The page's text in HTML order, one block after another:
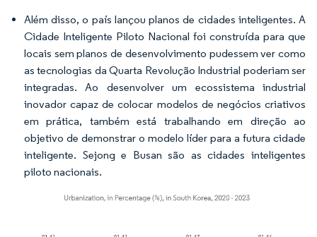
Além disso, o país lançou planos de cidades inteligentes. A
Cidade Inteligente Piloto Nacional foi construída para que
locais sem planos de desenvolvimento pudessem ver como
as tecnologias da Quarta Revolução Industrial poderiam ser
integradas. Ao desenvolver um ecossistema industrial
inovador capaz de colocar modelos de negócios criativos
em prática, também está trabalhando em direção ao
objetivo de demonstrar o modelo líder para a futura cidade
inteligente. Sejong e Busan são as cidades inteligentes
piloto nacionais.